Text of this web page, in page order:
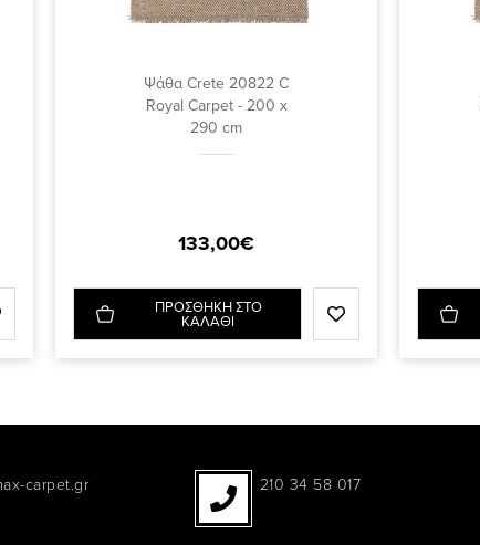
Ψάθα Crete 20822 C
Royal Carpet - 200 x
290 cm
133,00€
ΠΡΟΣΘΗΚΗ ΣΤΟ
ΚΑΛΑΘΙ
carpet.gr 210 34 58 017